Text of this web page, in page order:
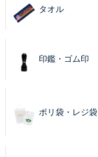
タオル
印鑑・ゴム印
ポリ袋・レジ袋